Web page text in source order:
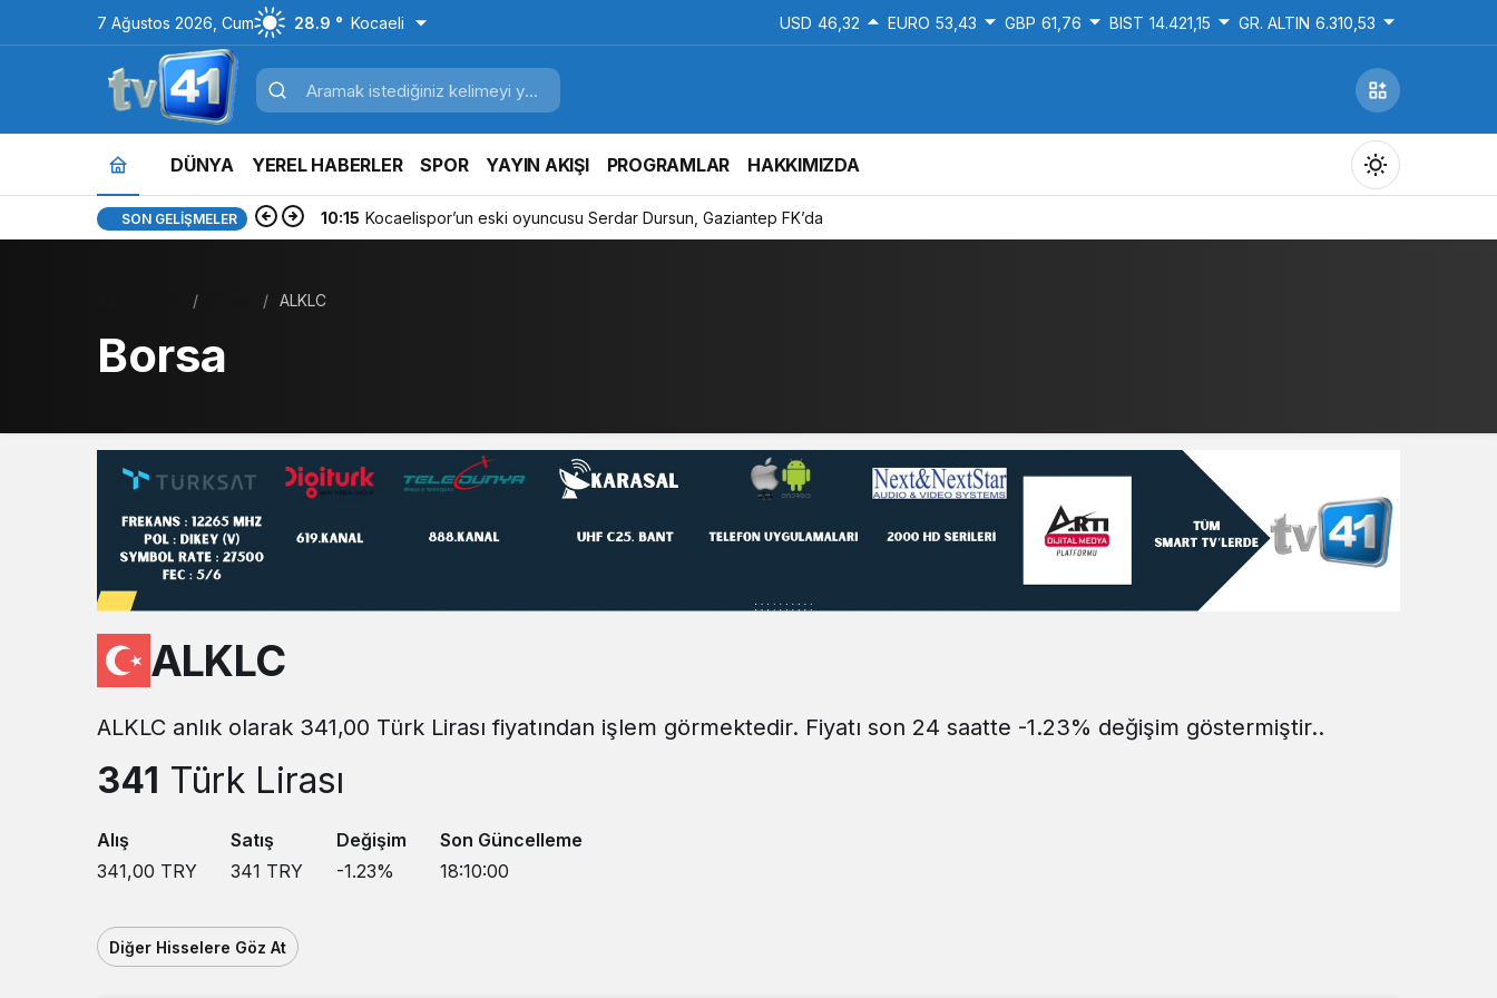
7 Ağustos 2026, Cum 28.9 ° Kocaeli USD 46,32 EURO 53,43 GBP 61,76 BIST 14.421,15 GR. ALTIN 6.310,53
DÜNYA YEREL HABERLER SPOR YAYIN AKIŞI PROGRAMLAR HAKKIMIZDA
Gece Modu
Gece modunu seçin.
Sistem Modu
Sistem modunu seçin.
SON GELIŞMELER 10:15 Kocaelispor’un eski oyuncusu Serdar Dursun, Gaziantep FK’da
ALKLC
Borsa
ALKLC
ALKLC anlık olarak 341,00 Türk Lirası fiyatından işlem görmektedir. Fiyatı son 24 saatte -1.23% değişim göstermiştir..
341 Türk Lirası
Alış
341,00 TRY
Satış
341 TRY
Değişim
-1.23%
Son Güncelleme
18:10:00
Diğer Hisselere Göz At